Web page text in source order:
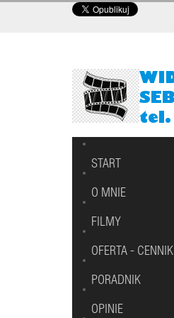
START
O MNIE
FILMY
OFERTA - CENNIK
PORADNIK
OPINIE